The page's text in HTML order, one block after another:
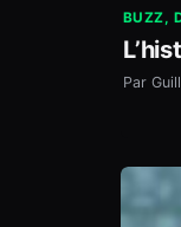
BUZZ,
Par